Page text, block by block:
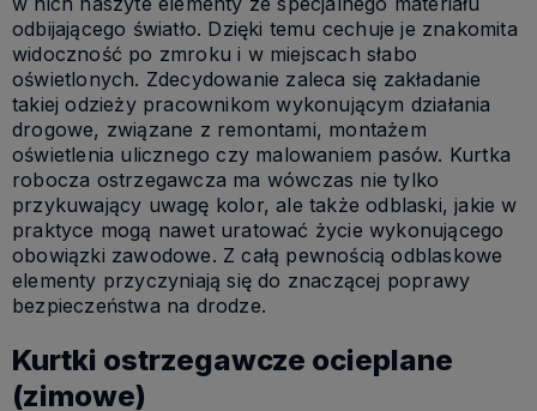
odbijającego światło. Dzięki temu cechuje je znakomita
widoczność po zmroku i w miejscach słabo
oświetlonych. Zdecydowanie zaleca się zakładanie
takiej odzieży pracownikom wykonującym działania
drogowe, związane z remontami, montażem
oświetlenia ulicznego czy malowaniem pasów. Kurtka
robocza ostrzegawcza ma wówczas nie tylko
przykuwający uwagę kolor, ale także odblaski, jakie w
praktyce mogą nawet uratować życie wykonującego
obowiązki zawodowe. Z całą pewnością odblaskowe
elementy przyczyniają się do znaczącej poprawy
bezpieczeństwa na drodze.
Kurtki ostrzegawcze ocieplane
(zimowe)